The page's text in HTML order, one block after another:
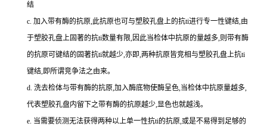
结
c. 加入带有酶的抗原,此抗原也可与塑胶孔盘上的抗ti进行专一性键结,由
于塑胶孔盘上固著的抗ti数量有限,因此当检体中抗原的量越多,则带有酶
的抗原可键结的固著抗ti就越少,亦即,两种抗原皆竞相与塑胶孔盘上抗ti
键结,即所谓竞争法之由来。
d. 洗去检体与带有酶的抗原,加入酶底物使酶呈色,当检体中抗原量越多,
代表塑胶孔盘内留下之带有酶的抗原越少,显色也就越浅。
e. 当需要侦测无法获得两种以上单一性抗ti的抗原,或是不易得到足够的